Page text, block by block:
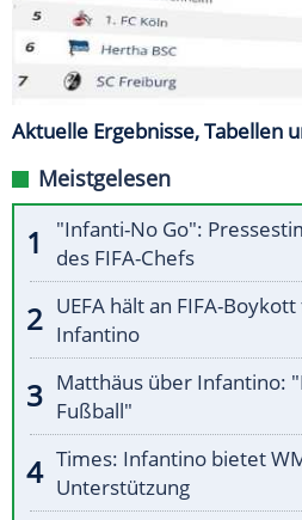
Aktuelle Ergebnisse, Tabellen
Meistgelesen
"Infanti-No Go":
des FIFA-Chefs
UEFA hält an FIFA-
Infantino
Matthäus über Infantino:
Fußball"
Times: Infantino bietet
Unterstützung